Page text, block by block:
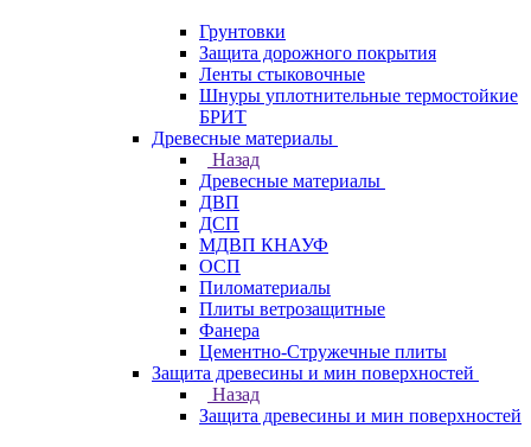
Грунтовки
Защита дорожного покрытия
Ленты стыковочные
Шнуры уплотнительные термостойкие
БРИТ
Древесные материалы
Назад
Древесные материалы
ДВП
ДСП
МДВП КНАУФ
ОСП
Пиломатериалы
Плиты ветрозащитные
Фанера
Цементно-Стружечные плиты
Защита древесины и мин поверхностей
Назад
Защита древесины и мин поверхностей